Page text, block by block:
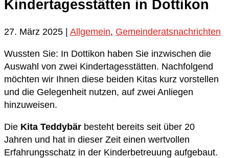
Kindertagesstätten in Dottikon
27. März 2025 | Allgemein, Gemeinderatsnachrichten
Wussten Sie: In Dottikon haben Sie inzwischen die
Auswahl von zwei Kindertagesstätten. Nachfolgend
möchten wir Ihnen diese beiden Kitas kurz vorstellen
und die Gelegenheit nutzen, auf zwei Anliegen
hinzuweisen.
Die Kita Teddybär besteht bereits seit über 20
Jahren und hat in dieser Zeit einen wertvollen
Erfahrungsschatz in der Kinderbetreuung aufgebaut.